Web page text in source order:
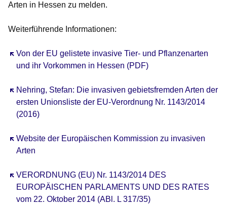
Arten in Hessen zu melden.
Weiterführende Informationen:
Von der EU gelistete invasive Tier- und Pflanzenarten
und ihr Vorkommen in Hessen (PDF)
Öffnet sich in einem neuen Fenster
Nehring, Stefan: Die invasiven gebietsfremden Arten der
ersten Unionsliste der EU-Verordnung Nr. 1143/2014
(2016)
Öffnet sich in einem neuen Fenster
Website der Europäischen Kommission zu invasiven
Arten
Öffnet sich in einem neuen Fenster
VERORDNUNG (EU) Nr. 1143/2014 DES
EUROPÄISCHEN PARLAMENTS UND DES RATES
vom 22. Oktober 2014 (ABl. L 317/35)
Öffnet sich in einem neuen Fenster